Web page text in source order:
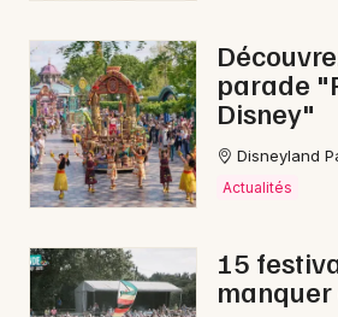
Sorties & loisirs
Rap dans la Manche
Rap en Basse-Normandie
Rap en Normandie
parade
Disney"
Disneyland
Actualités
15